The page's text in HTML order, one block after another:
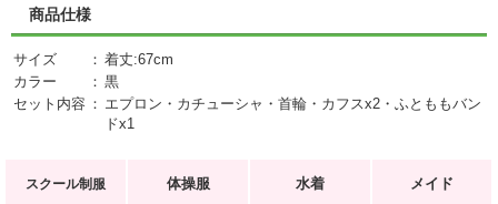
商品仕様
サイズ ： 着丈:67cm
カラー
： 黒
セット内容 ： エプロン・カチューシャ・首輪・カフスx2・ふとももバン
ドx1
スクール制服 体操服 水着 メイド